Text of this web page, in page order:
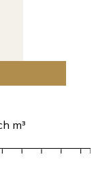
m³